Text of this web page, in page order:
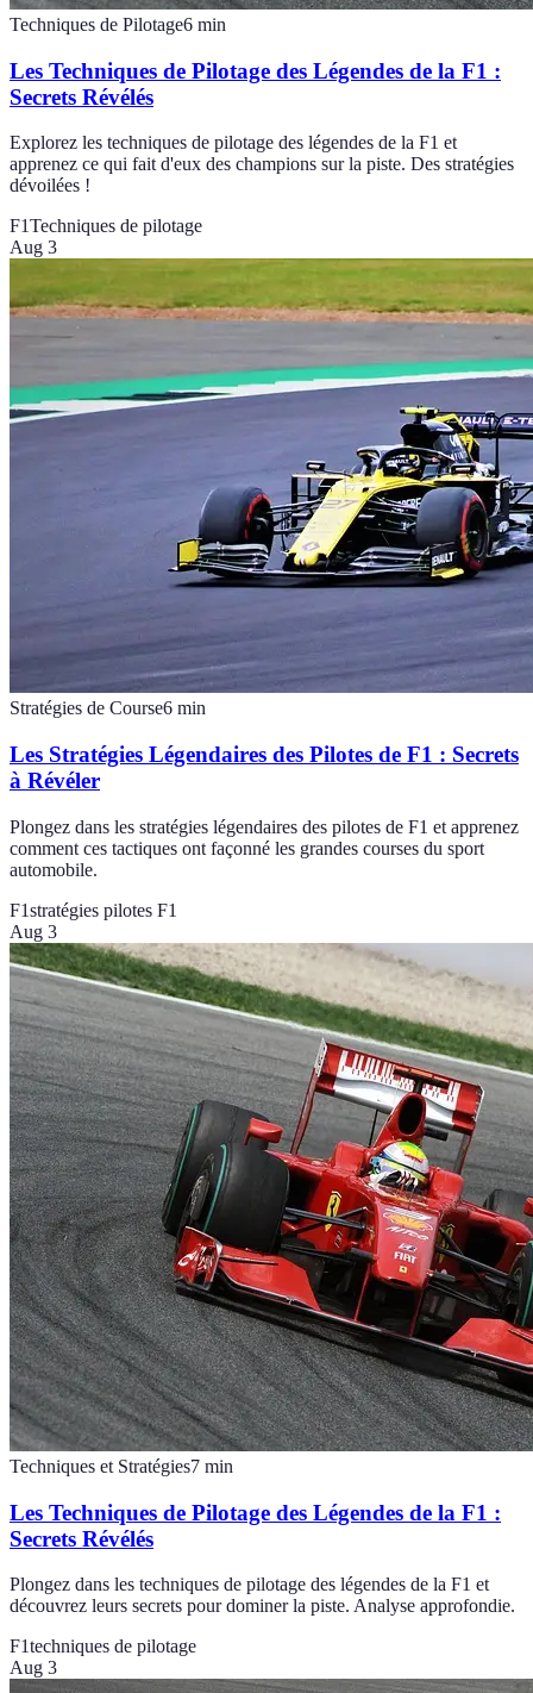
Techniques de Pilotage6 min
Les Techniques de Pilotage des Légendes de la F1 :
Secrets Révélés
Explorez les techniques de pilotage des légendes de la F1 et
apprenez ce qui fait d'eux des champions sur la piste. Des stratégies
dévoilées !
F1Techniques de pilotage
Aug 3
Stratégies de Course6 min
Les Stratégies Légendaires des Pilotes de F1 : Secrets
à Révéler
Plongez dans les stratégies légendaires des pilotes de F1 et apprenez
comment ces tactiques ont façonné les grandes courses du sport
automobile.
F1stratégies pilotes F1
Aug 3
Techniques et Stratégies7 min
Les Techniques de Pilotage des Légendes de la F1 :
Secrets Révélés
Plongez dans les techniques de pilotage des légendes de la F1 et
découvrez leurs secrets pour dominer la piste. Analyse approfondie.
F1techniques de pilotage
Aug 3